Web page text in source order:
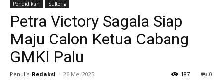
Pendidikan Sulteng
Petra Victory Sagala Siap
Maju Calon Ketua Cabang
GMKI Palu
Penulis Redaksi - 26 Mei 2025 0
187